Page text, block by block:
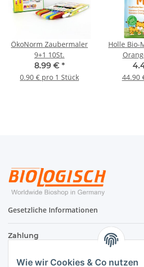
Wie wir Cookies & Co nutzen
ÖkoNorm Zaubermaler
9+1 10St.
8.99 € *
0.90 € pro 1 Stück
Holle Bio-
44.90
Gesetzliche Informationen
Zahlung